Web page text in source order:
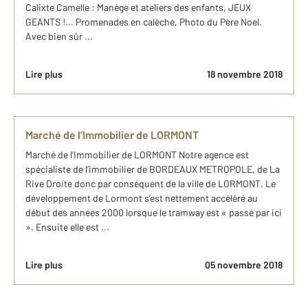
Calixte Camelle : Manège et ateliers des enfants, JEUX
GEANTS !... Promenades en calèche, Photo du Père Noel.
Avec bien sûr ...
Lire plus 18 novembre 2018
Marché de l’Immobilier de LORMONT
Marché de l’Immobilier de LORMONT Notre agence est
spécialiste de l’immobilier de BORDEAUX METROPOLE, de La
Rive Droite donc par conséquent de la ville de LORMONT. Le
développement de Lormont s’est nettement accéléré au
début des années 2000 lorsque le tramway est « passé par ici
». Ensuite elle est ...
Lire plus 05 novembre 2018